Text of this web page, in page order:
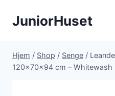
JuniorHuset
Hjem / Shop / Senge /
120x70x94 cm – Whitewash